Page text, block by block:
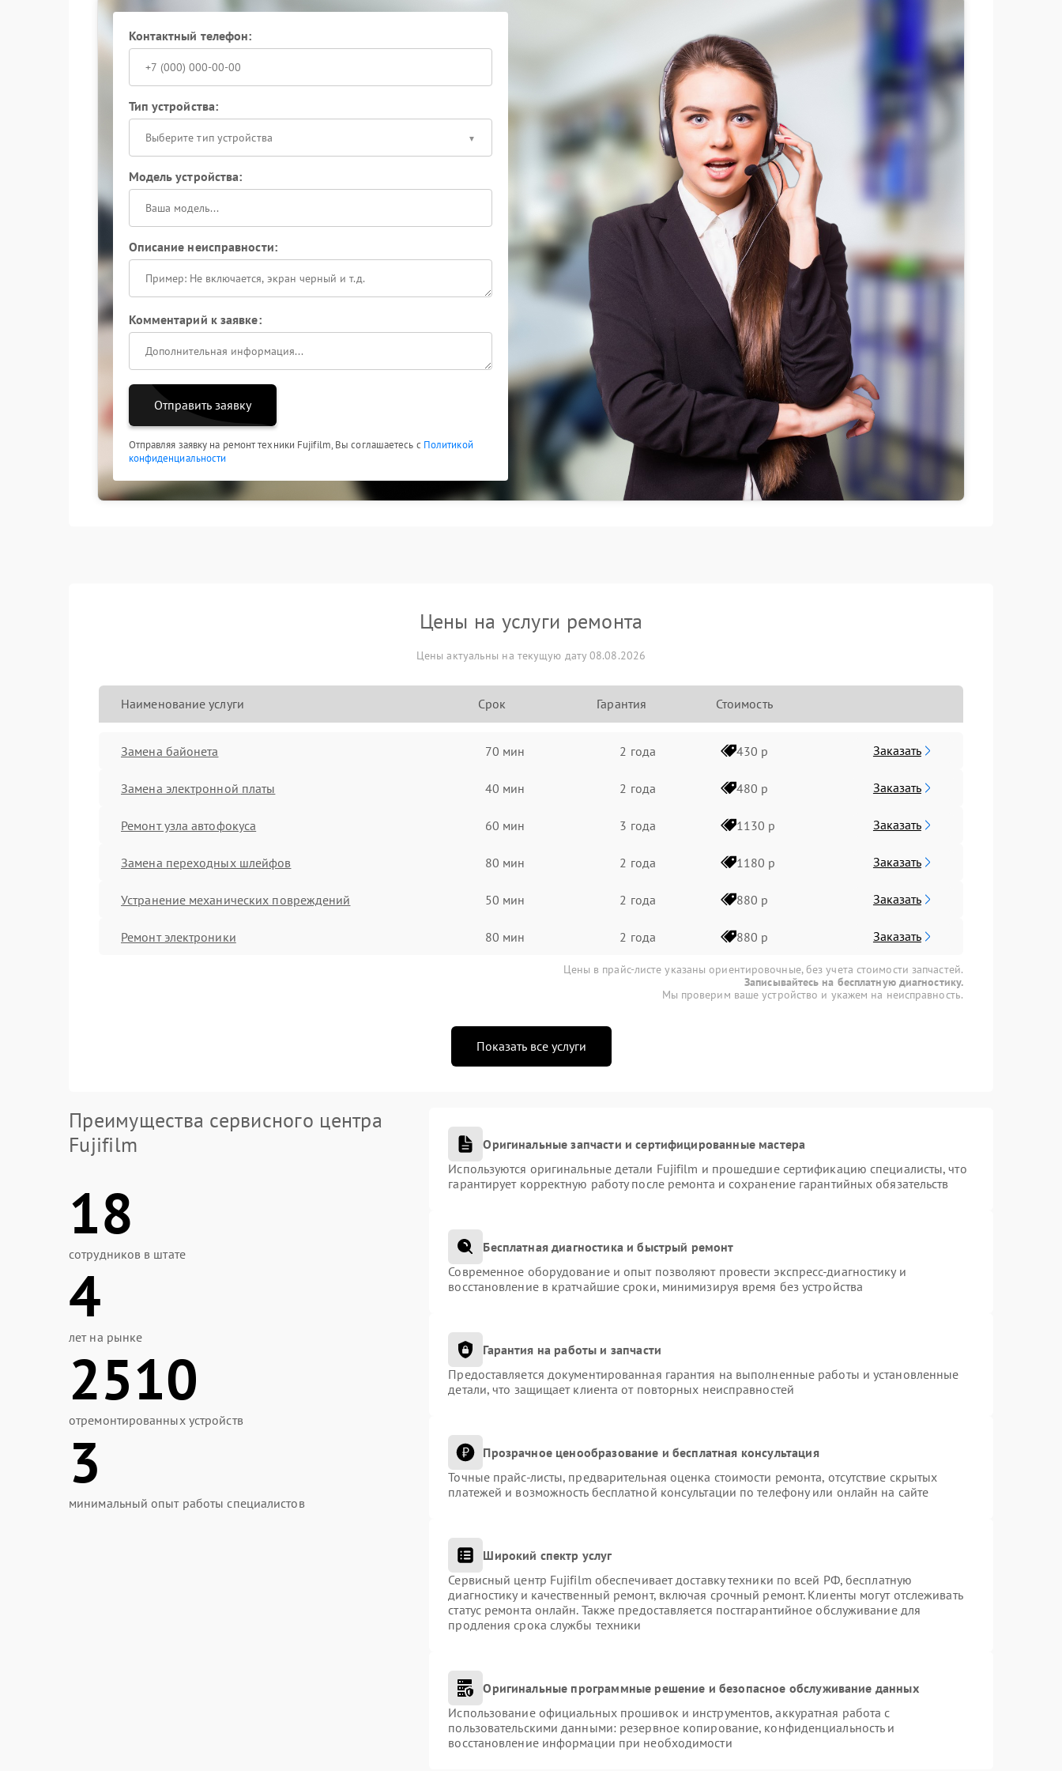
Контактный телефон:
Тип устройства:
Выберите тип устройства
Модель устройства:
Описание неисправности:
Комментарий к заявке:
Отправить заявку
Отправляя заявку на ремонт техники Fujifilm, Вы соглашаетесь с Политикой
конфиденциальности
Цены на услуги ремонта
Цены актуальны на текущую дату 08.08.2026
Наименование услуги Срок Гарантия Стоимость
Замена байонета 70 мин 2 года 430 р Заказать
Замена электронной платы 40 мин 2 года 480 р Заказать
Ремонт узла автофокуса 60 мин 3 года 1130 р Заказать
Замена переходных шлейфов 80 мин 2 года 1180 р Заказать
Устранение механических повреждений 50 мин 2 года 880 р Заказать
Ремонт электроники 80 мин 2 года 880 р Заказать
Цены в прайс-листе указаны ориентировочные, без учета стоимости запчастей.
Записывайтесь на бесплатную диагностику.
Мы проверим ваше устройство и укажем на неисправность.
Показать все услуги
Преимущества сервисного центра
Fujifilm
18
сотрудников в штате
4
лет на рынке
2510
отремонтированных устройств
3
минимальный опыт работы специалистов
Оригинальные запчасти и сертифицированные мастера
Используются оригинальные детали Fujifilm и прошедшие сертификацию специалисты, что
гарантирует корректную работу после ремонта и сохранение гарантийных обязательств
Бесплатная диагностика и быстрый ремонт
Современное оборудование и опыт позволяют провести экспресс-диагностику и
восстановление в кратчайшие сроки, минимизируя время без устройства
Гарантия на работы и запчасти
Предоставляется документированная гарантия на выполненные работы и установленные
детали, что защищает клиента от повторных неисправностей
Прозрачное ценообразование и бесплатная консультация
Точные прайс-листы, предварительная оценка стоимости ремонта, отсутствие скрытых
платежей и возможность бесплатной консультации по телефону или онлайн на сайте
Широкий спектр услуг
Сервисный центр Fujifilm обеспечивает доставку техники по всей РФ, бесплатную
диагностику и качественный ремонт, включая срочный ремонт. Клиенты могут отслеживать
статус ремонта онлайн. Также предоставляется постгарантийное обслуживание для
продления срока службы техники
Оригинальные программные решение и безопасное обслуживание данных
Использование официальных прошивок и инструментов, аккуратная работа с
пользовательскими данными: резервное копирование, конфиденциальность и
восстановление информации при необходимости